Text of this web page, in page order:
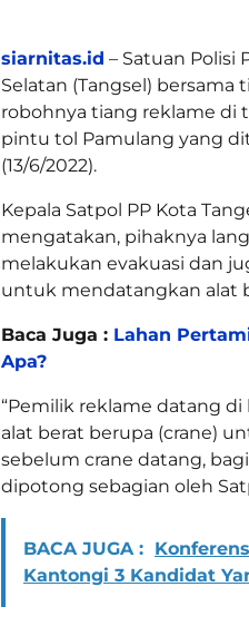
siarnitas.id – Satuan Polisi
Selatan (Tangsel)
robohnya tiang reklame di
pintu tol Pamulang yang
(13/6/2022).
Kepala Satpol PP Kota
mengatakan, pihaknya
melakukan evakuasi dan
untuk mendatangkan alat
Baca Juga : Lahan
Apa?
“Pemilik reklame datang
alat berat berupa (crane)
sebelum crane datang,
dipotong sebagian oleh
BACA JUGA :
Kantongi 3 Kandidat